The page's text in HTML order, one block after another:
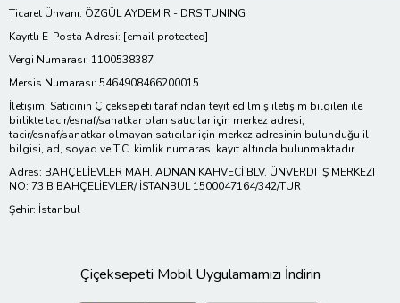
Ticaret Ünvanı: ÖZGÜL AYDEMİR - DRS TUNING
Kayıtlı E-Posta Adresi: [email protected]
Vergi Numarası: 1100538387
Mersis Numarası: 5464908466200015
İletişim: Satıcının Çiçeksepeti tarafından teyit edilmiş iletişim bilgileri ile
birlikte tacir/esnaf/sanatkar olan satıcılar için merkez adresi;
tacir/esnaf/sanatkar olmayan satıcılar için merkez adresinin bulunduğu il
bilgisi, ad, soyad ve T.C. kimlik numarası kayıt altında bulunmaktadır.
Adres: BAHÇELİEVLER MAH. ADNAN KAHVECİ BLV. ÜNVERDI IŞ MERKEZI
NO: 73 B BAHÇELİEVLER/ İSTANBUL 1500047164/342/TUR
Şehir: İstanbul
Çiçeksepeti Mobil Uygulamamızı İndirin